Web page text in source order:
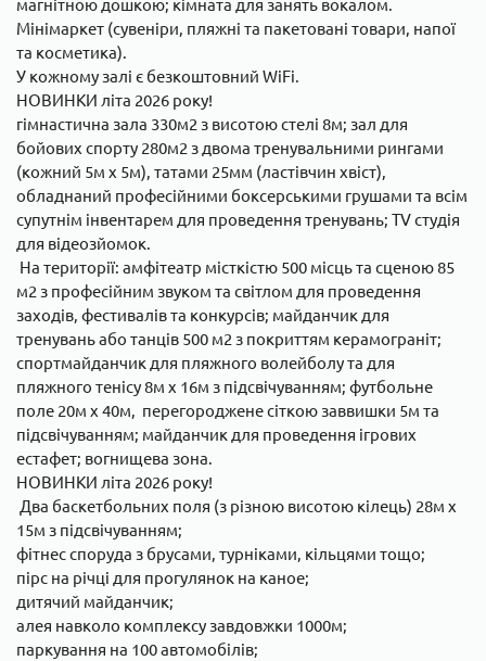
магнітною дошкою; кімната для занять вокалом.
Мінімаркет (сувеніри, пляжні та пакетовані товари, напої
та косметика).
У кожному залі є безкоштовний WiFi.
НОВИНКИ літа 2026 року!
гімнастична зала 330м2 з висотою стелі 8м; зал для
бойових спорту 280м2 з двома тренувальними рингами
(кожний 5м х 5м), татами 25мм (ластівчин хвіст),
обладнаний професійними боксерськими грушами та всім
супутнім інвентарем для проведення тренувань; TV студія
для відеозйомок.
На території: амфітеатр місткістю 500 місць та сценою 85
м2 з професійним звуком та світлом для проведення
заходів, фестивалів та конкурсів; майданчик для
тренувань або танців 500 м2 з покриттям керамограніт;
спортмайданчик для пляжного волейболу та для
пляжного тенісу 8м х 16м з підсвічуванням; футбольне
поле 20м х 40м, перегороджене сіткою заввишки 5м та
підсвічуванням; майданчик для проведення ігрових
естафет; вогнищева зона.
НОВИНКИ літа 2026 року!
Два баскетбольних поля (з різною висотою кілець) 28м х
15м з підсвічуванням;
фітнес споруда з брусами, турніками, кільцями тощо;
пірс на річці для прогулянок на каное;
дитячий майданчик;
алея навколо комплексу завдовжки 1000м;
паркування на 100 автомобілів;